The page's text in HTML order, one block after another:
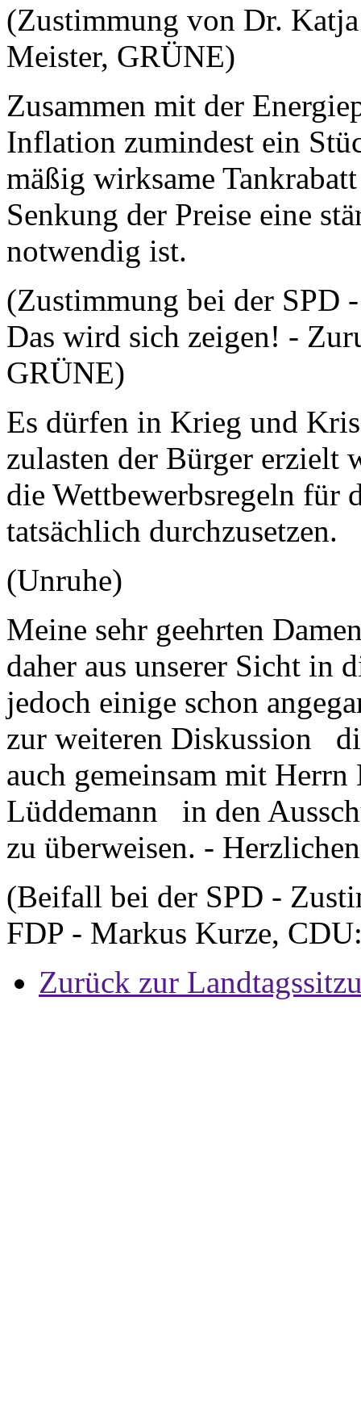
(Zustimmung von Dr.
Meister, GRÜNE)
Zusammen mit der
Inflation zumindest ein
mäßig wirksame
Senkung der Preise eine
notwendig ist.
(Zustimmung bei der
Das wird sich zeigen! -
GRÜNE)
Es dürfen in Krieg und
zulasten der Bürger erzielt
die Wettbewerbsregeln für
tatsächlich durchzusetzen.
(Unruhe)
Meine sehr geehrten
daher aus unserer Sicht in
jedoch einige schon
zur weiteren Diskussion
auch gemeinsam mit
Lüddemann in den
zu überweisen. -
(Beifall bei der SPD -
FDP - Markus Kurze,
Zurück zur